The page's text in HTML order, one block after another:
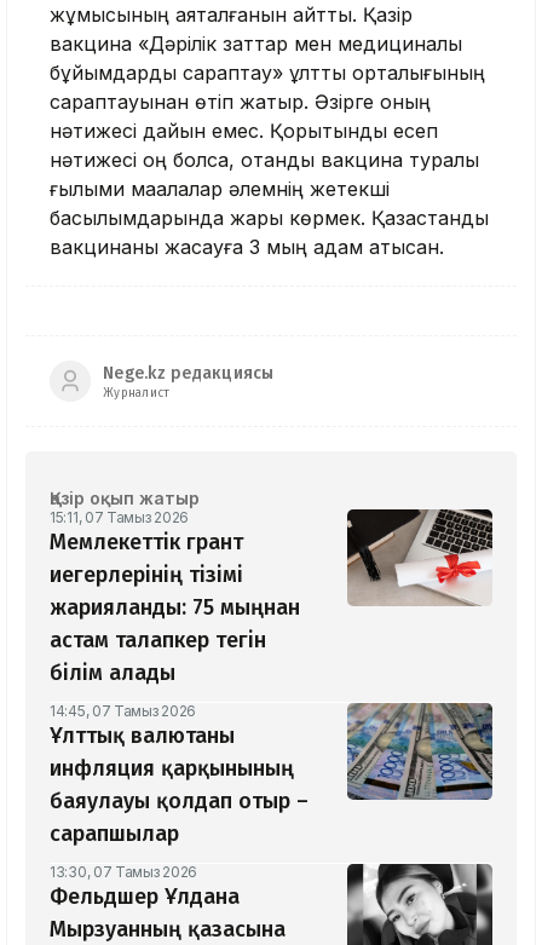
жұмысының аяқталғанын айтты. Қазір
вакцина «Дәрілік заттар мен медициналық
бұйымдарды сараптау» ұлттық орталығының
сараптауынан өтіп жатыр. Әзірге оның
нәтижесі дайын емес. Қорытынды есеп
нәтижесі оң болса, отандық вакцина туралы
ғылыми мақалалар әлемнің жетекші
басылымдарында жарық көрмек. Қазақстандық
вакцинаны жасауға 3 мың адам қатысқан.
Nege.kz редакциясы
Журналист
Қазір оқып жатыр
15:11, 07 Тамыз 2026
Мемлекеттік грант
иегерлерінің тізімі
жарияланды: 75 мыңнан
астам талапкер тегін
білім алады
14:45, 07 Тамыз 2026
Ұлттық валютаны
инфляция қарқынының
баяулауы қолдап отыр –
сарапшылар
13:30, 07 Тамыз 2026
Фельдшер Ұлдана
Мырзуанның қазасына